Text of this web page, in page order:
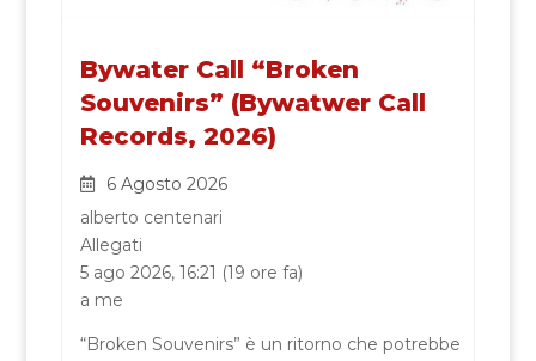
Bywater Call “Broken
Souvenirs” (Bywatwer Call
Records, 2026)
6 Agosto 2026
alberto centenari
Allegati
5 ago 2026, 16:21 (19 ore fa)
a me
“Broken Souvenirs” è un ritorno che potrebbe